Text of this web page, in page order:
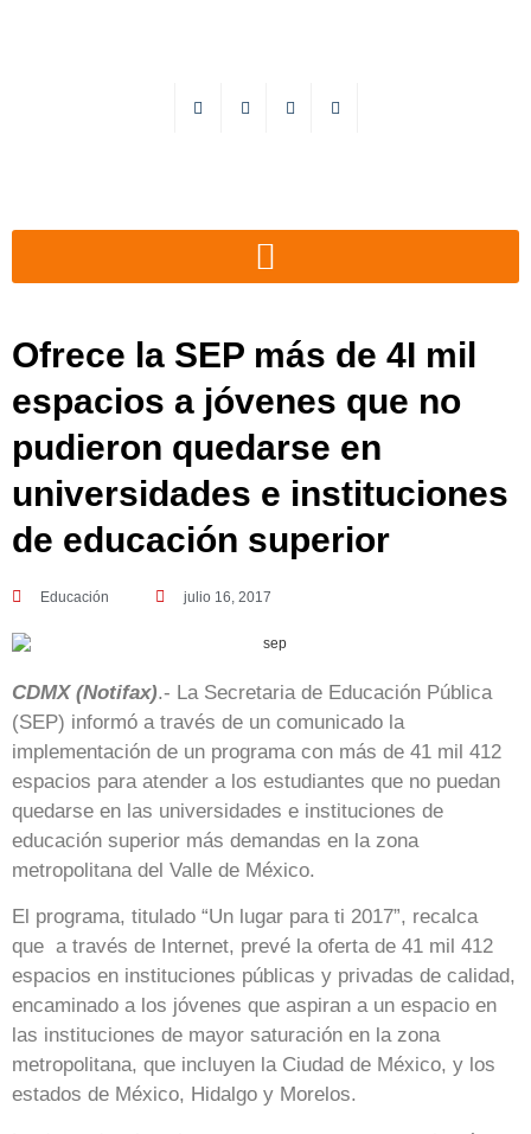
Ofrece la SEP más de 4I mil
espacios a jóvenes que no
pudieron quedarse en
universidades e instituciones
de educación superior
Educación julio 16, 2017
CDMX (Notifax).- La Secretaria de Educación Pública
(SEP) informó a través de un comunicado la
implementación de un programa con más de 41 mil 412
espacios para atender a los estudiantes que no puedan
quedarse en las universidades e instituciones de
educación superior más demandas en la zona
metropolitana del Valle de México.
El programa, titulado “Un lugar para ti 2017”, recalca
que a través de Internet, prevé la oferta de 41 mil 412
espacios en instituciones públicas y privadas de calidad,
encaminado a los jóvenes que aspiran a un espacio en
las instituciones de mayor saturación en la zona
metropolitana, que incluyen la Ciudad de México, y los
estados de México, Hidalgo y Morelos.